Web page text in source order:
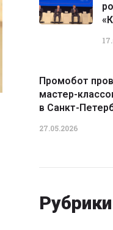
Промобот
мастер-
в Санкт-
27.05.2026
Рубрики